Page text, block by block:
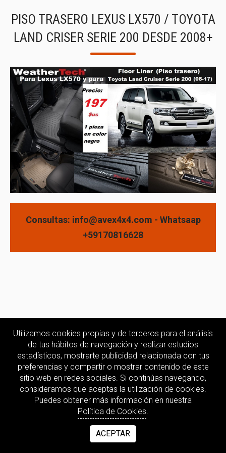
PISO TRASERO LEXUS LX570 / TOYOTA
LAND CRISER SERIE 200 DESDE 2008+
Consultas: info@avex4x4.com - Whatsaap
+59170816628
Utilizamos cookies propias y de terceros para el análisis
de tus hábitos de navegación y realizar estudios
estadísticos, mostrarte publicidad relacionada con tus
preferencias y compartir o mostrar contenido de este
sitio web en redes sociales. Si continúas navegando,
consideramos que aceptas la utilización de cookies.
Puedes obtener más información en nuestra
Política de Cookies.
ACEPTAR